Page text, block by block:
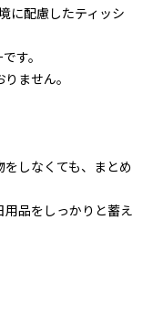
に配慮したティッシ
す。
ません。
しなくても、まとめ
品をしっかりと蓄え